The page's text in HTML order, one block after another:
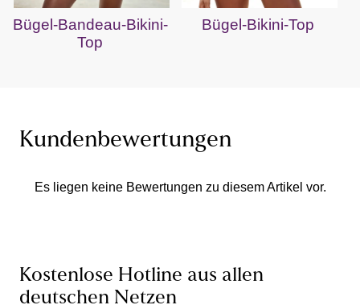
Bügel-Bandeau-Bikini-
Top
Bügel-Bikini-Top
Kundenbewertungen
Es liegen keine Bewertungen zu diesem Artikel vor.
Kostenlose Hotline aus allen
deutschen Netzen